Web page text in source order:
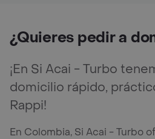
¿Quieres pedir a
¡En Si Acai - Turbo
domicilio rápido,
Rappi!
En Colombia, Si Acai - Turbo